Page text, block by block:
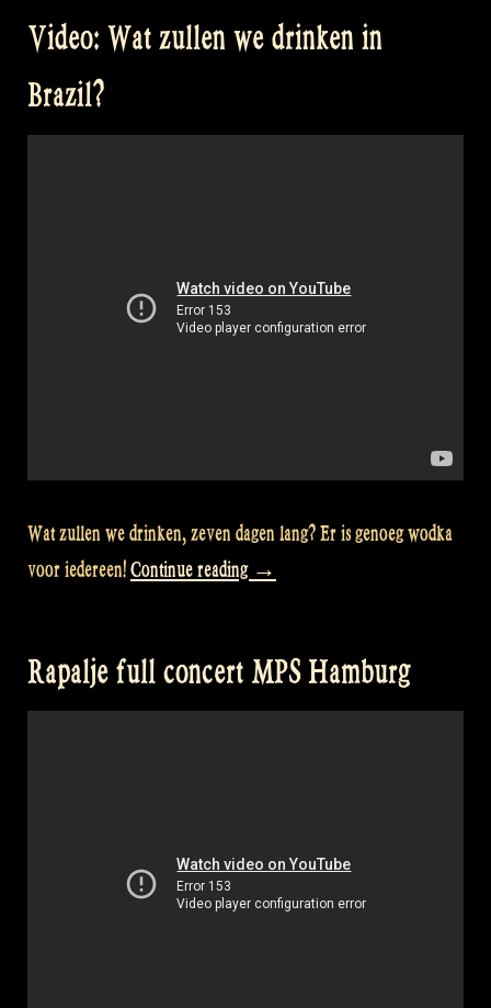
make
&
my
Gitouki
Video: Wat zullen we drinken in
Brazil?
Wat zullen we drinken, zeven dagen lang? Er is genoeg wodka
voor iedereen!Continue reading „Video:
we
drinken
→
Rapalje full concert MPS Hamburg